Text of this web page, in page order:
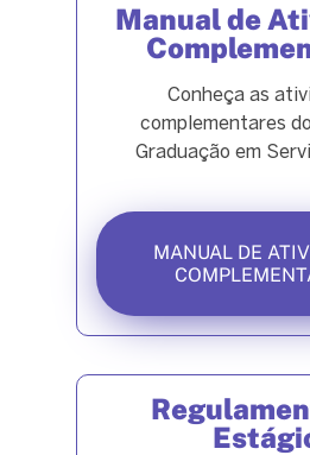
Manual de
Conheça as
complementares
Graduação em
MANUAL DE